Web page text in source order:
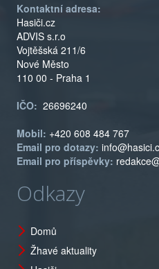
Kontaktní adresa:
Hasiči.cz
ADVIS s.r.o
Vojtěšská 211/6
Nové Město
110 00 - Praha 1
IČO: 26696240
Mobil: +420 608 484 767
Email pro dotazy:
Email pro příspěvky:
Odkazy
Domů
Žhavé aktuality